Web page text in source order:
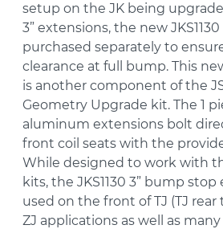
setup on the JK being
3” extensions, the new
purchased separately to
clearance at full bump. This
is another component of the
Geometry Upgrade kit. The 1
aluminum extensions bolt
front coil seats with the
While designed to work with
kits, the JKS1130 3” bump
used on the front of TJ (TJ rear
ZJ applications as well as